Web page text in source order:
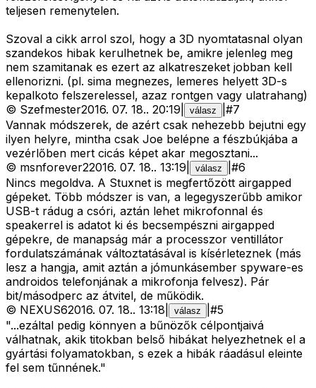
teljesen remenytelen.
Szoval a cikk arrol szol, hogy a 3D nyomtatasnal olyan
szandekos hibak kerulhetnek be, amikre jelenleg meg
nem szamitanak es ezert az alkatreszeket jobban kell
ellenorizni. (pl. sima megnezes, lemeres helyett 3D-s
kepalkoto felszerelessel, azaz rontgen vagy ulatrahang)
© Szefmester2016. 07. 18.. 20:19 válasz #7
Vannak módszerek, de azért csak nehezebb bejutni egy
ilyen helyre, mintha csak Joe belépne a fészbúkjába a
vezérlőben mert cicás képet akar megosztani...
© msnforever22016. 07. 18.. 13:19 válasz #6
Nincs megoldva. A Stuxnet is megfertőzött airgapped
gépeket. Több módszer is van, a legegyszerűbb amikor
USB-t rádug a csóri, aztán lehet mikrofonnal és
speakerrel is adatot ki és becsempészni airgapped
gépekre, de manapság már a processzor ventillátor
fordulatszámának változtatásával is kísérleteznek (más
lesz a hangja, amit aztán a jómunkásember spyware-es
androidos telefonjának a mikrofonja felvesz). Pár
bit/másodperc az átvitel, de működik.
© NEXUS62016. 07. 18.. 13:18 válasz #5
"...ezáltal pedig könnyen a bűnözők célpontjaivá
válhatnak, akik titokban belső hibákat helyezhetnek el a
gyártási folyamatokban, s ezek a hibák ráadásul eleinte
fel sem tűnnének."